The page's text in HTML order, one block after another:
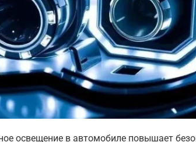
освещение в автомобиле повышает